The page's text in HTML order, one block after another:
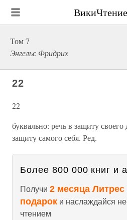
ВикиЧтение
Том 7
Энгельс Фридрих
22
22
буквально: речь в защиту
защиту самого себя. Ред.
Более 800 000 книг и
Получи 2 месяца
подарок и наслаждайся
чтением